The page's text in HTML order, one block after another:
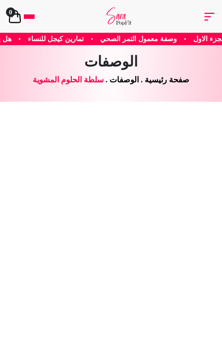
0
الصحي • تمارين كيجل للنساء • هل يساعد الكافيين في إنقاص الوزن؟
الوصفات
صفحة رئيسية . الوصفات . سلطة الحلوم المشوية